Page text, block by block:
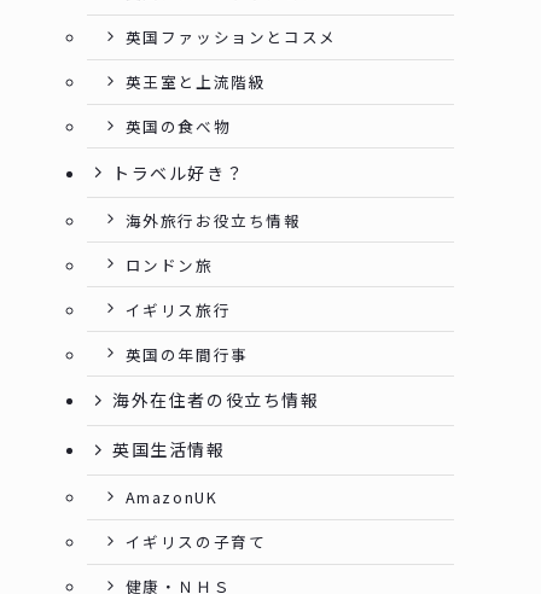
英国ファッションとコスメ
英王室と上流階級
英国の食べ物
トラベル好き？
海外旅行お役立ち情報
ロンドン旅
イギリス旅行
英国の年間行事
海外在住者の役立ち情報
英国生活情報
AmazonUK
イギリスの子育て
健康・ＮＨＳ